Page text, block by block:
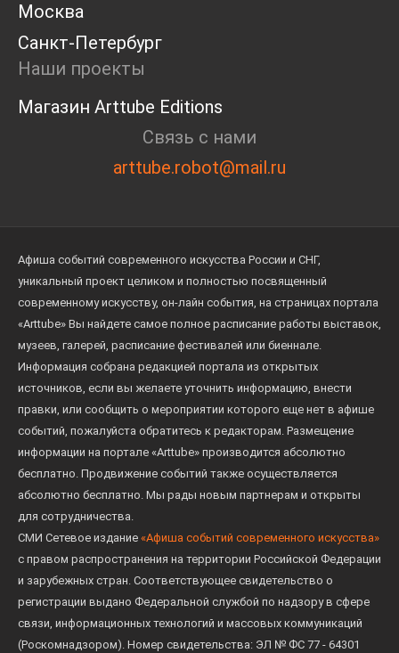
Москва
Санкт-Петербург
Наши проекты
Магазин Arttube Editions
Связь с нами
arttube.robot@mail.ru
Афиша событий современного искусства России и СНГ,
уникальный проект целиком и полностью посвященный
современному искусству, он-лайн события, на страницах портала
«Arttube» Вы найдете самое полное расписание работы выставок,
музеев, галерей, расписание фестивалей или биеннале.
Информация собрана редакцией портала из открытых
источников, если вы желаете уточнить информацию, внести
правки, или сообщить о мероприятии которого еще нет в афише
событий, пожалуйста обратитесь к редакторам. Размещение
информации на портале «Arttube» производится абсолютно
бесплатно. Продвижение событий также осуществляется
абсолютно бесплатно. Мы рады новым партнерам и открыты
для сотрудничества.
СМИ Сетевое издание «Афиша событий современного искусства»
с правом распространения на территории Российской Федерации
и зарубежных стран. Соответствующее свидетельство о
регистрации выдано Федеральной службой по надзору в сфере
связи, информационных технологий и массовых коммуникаций
(Роскомнадзором). Номер свидетельства: ЭЛ № ФС 77 - 64301